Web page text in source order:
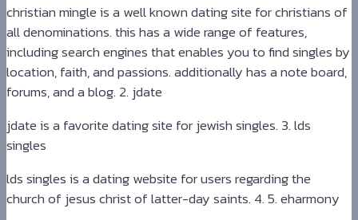
christian mingle is a well known dating site for christians of
all denominations. this has a wide range of features,
including search engines that enables you to find singles by
location, faith, and passions. additionally has a note board,
forums, and a blog. 2. jdate
jdate is a favorite dating site for jewish singles. 3. lds
singles
lds singles is a dating website for users regarding the
church of jesus christ of latter-day saints. 4. 5. eharmony